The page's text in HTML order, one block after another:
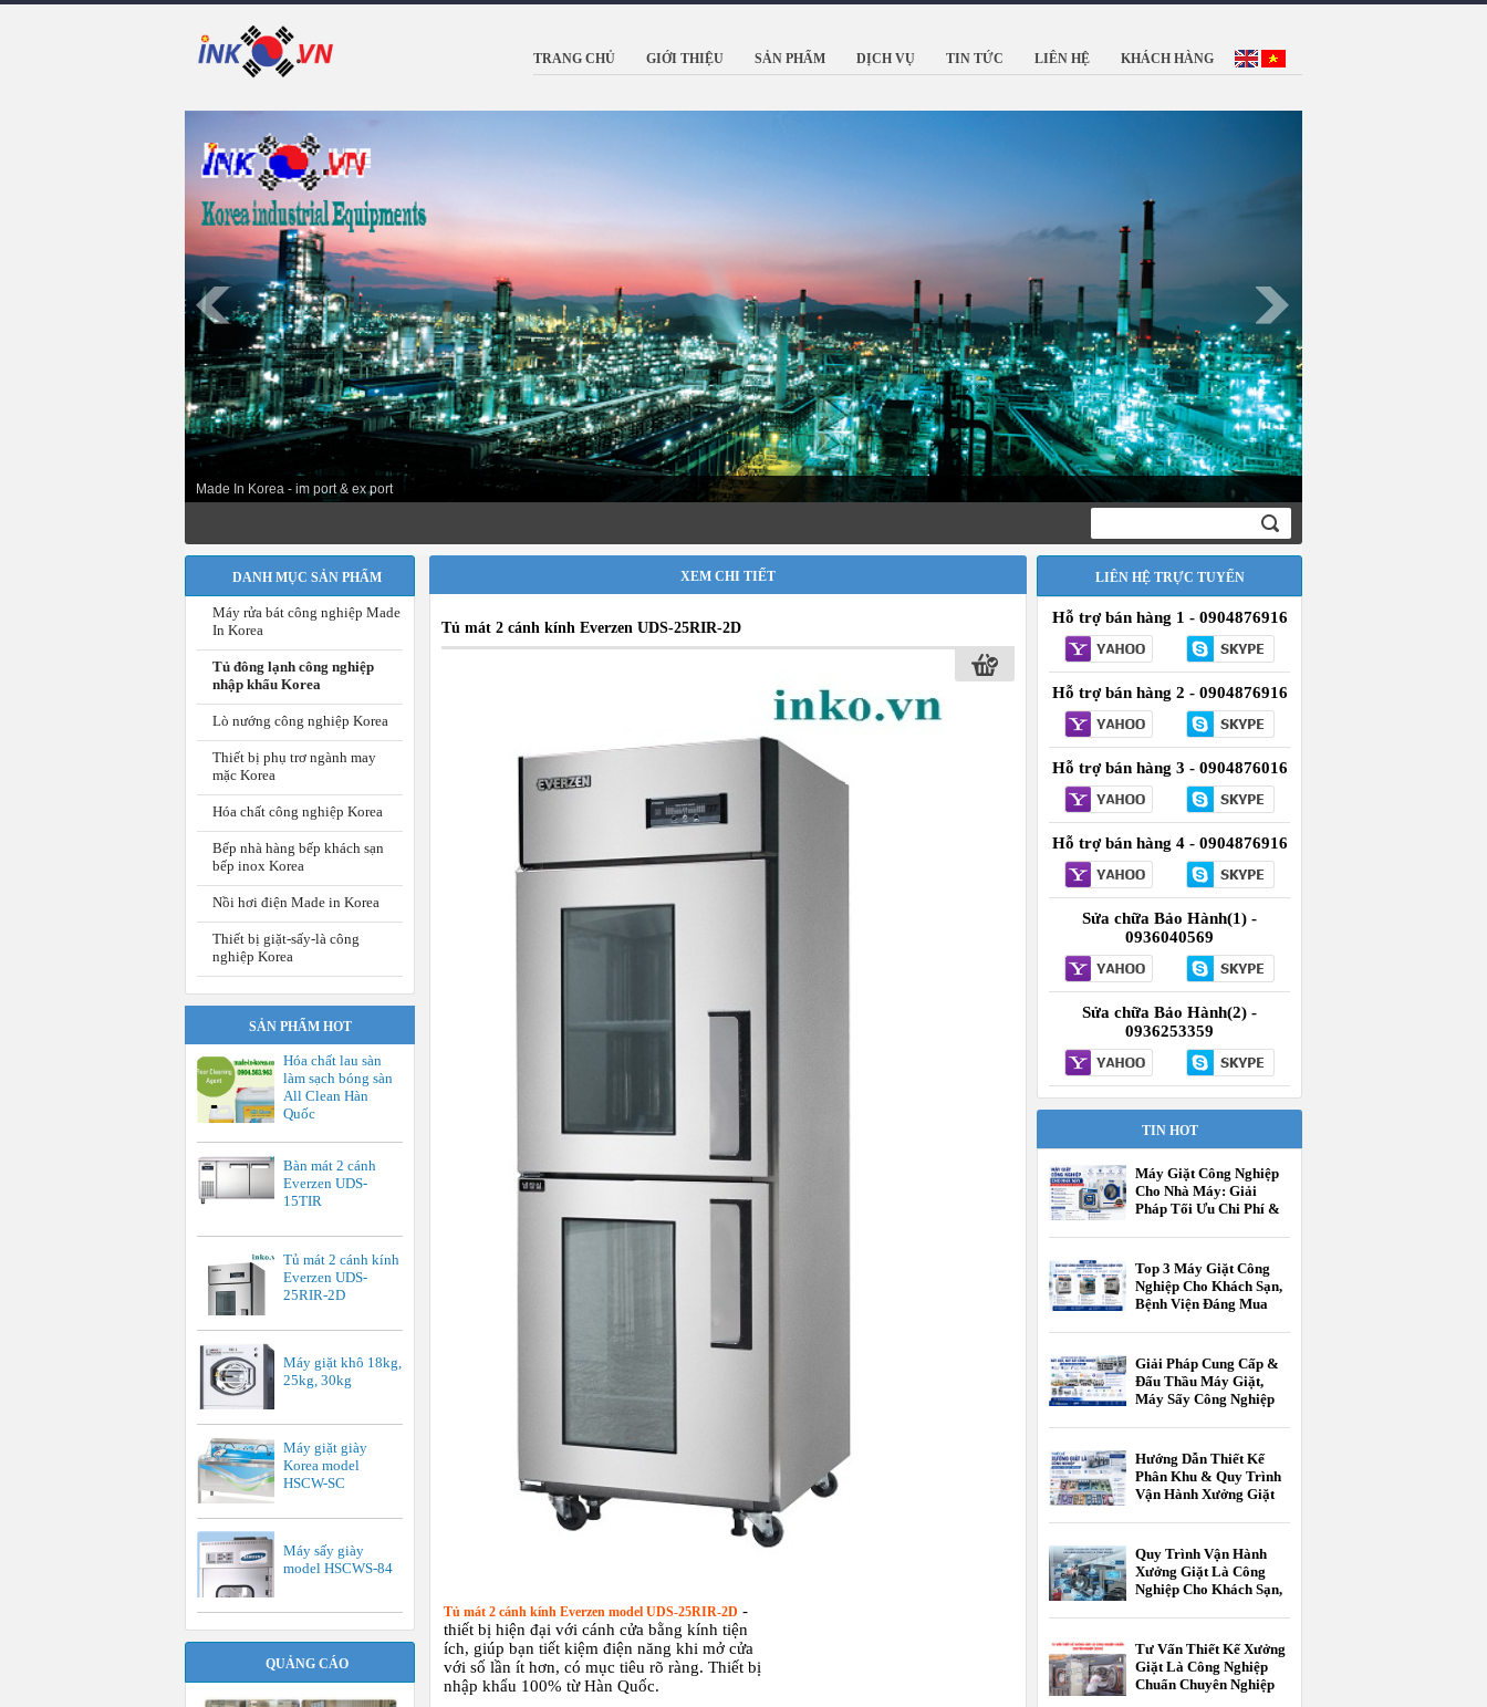
TRANG CHỦ GIỚI THIỆU SẢN PHẨM DỊCH VỤ TIN TỨC LIÊN HỆ KHÁCH HÀNG
Made In Korea - im port & ex port
DANH MỤC SẢN PHẨM
Máy rửa bát công nghiệp Made
In Korea
Tủ đông lạnh công nghiệp
nhập khẩu Korea
Lò nướng công nghiệp Korea
Thiết bị phụ trơ ngành may
mặc Korea
Hóa chất công nghiệp Korea
Bếp nhà hàng bếp khách sạn
bếp inox Korea
Nồi hơi điện Made in Korea
Thiết bị giặt-sấy-là công
nghiệp Korea
SẢN PHẨM HOT
Hóa chất lau sàn
làm sạch bóng sàn
All Clean Hàn
Quốc
Bàn mát 2 cánh
Everzen UDS-
15TIR
Tủ mát 2 cánh kính
Everzen UDS-
25RIR-2D
Máy giặt khô 18kg,
25kg, 30kg
Máy giặt giày
Korea model
HSCW-SC
Máy sấy giày
model HSCWS-84
QUẢNG CÁO
XEM CHI TIẾT
Tủ mát 2 cánh kính Everzen UDS-25RIR-2D
Tủ mát 2 cánh kính Everzen model UDS-25RIR-2D -
thiết bị hiện đại với cánh cửa bằng kính tiện
ích, giúp bạn tiết kiệm điện năng khi mở cửa
với số lần ít hơn, có mục tiêu rõ ràng. Thiết bị
nhập khẩu 100% từ Hàn Quốc.
LIÊN HỆ TRỰC TUYẾN
Hỗ trợ bán hàng 1 - 0904876916
Hỗ trợ bán hàng 2 - 0904876916
Hỗ trợ bán hàng 3 - 0904876016
Hỗ trợ bán hàng 4 - 0904876916
Sửa chữa Bảo Hành(1) -
0936040569
Sửa chữa Bảo Hành(2) -
0936253359
TIN HOT
Máy Giặt Công Nghiệp
Cho Nhà Máy: Giải
Pháp Tối Ưu Chi Phí &
Top 3 Máy Giặt Công
Nghiệp Cho Khách Sạn,
Bệnh Viện Đáng Mua
Giải Pháp Cung Cấp &
Đấu Thầu Máy Giặt,
Máy Sấy Công Nghiệp
Học
Hướng Dẫn Thiết Kế
Phân Khu & Quy Trình
Vận Hành Xưởng Giặt
Quy Trình Vận Hành
Xưởng Giặt Là Công
Nghiệp Cho Khách Sạn,
Tư Vấn Thiết Kế Xưởng
Giặt Là Công Nghiệp
Chuẩn Chuyên Nghiệp